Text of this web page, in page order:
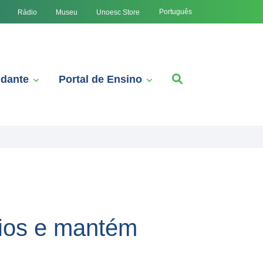
Rádio Museu Unoesc Store Português
Portal de Ensino
e mantém